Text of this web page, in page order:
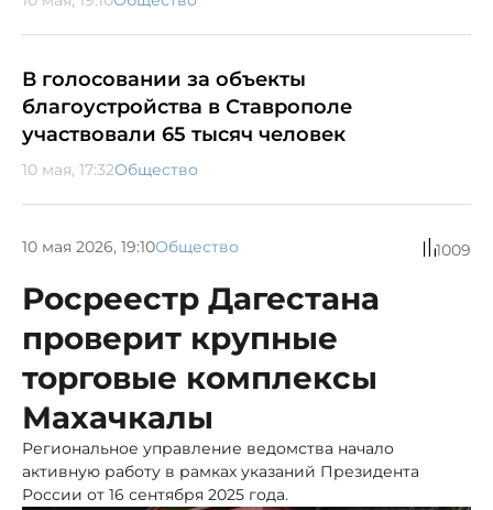
В голосовании за объекты
благоустройства в Ставрополе
участвовали 65 тысяч человек
10 мая, 17:32Общество
10 мая 2026, 19:10Общество 1009
Росреестр Дагестана
проверит крупные
торговые комплексы
Махачкалы
Региональное управление ведомства начало
активную работу в рамках указаний Президента
России от 16 сентября 2025 года.